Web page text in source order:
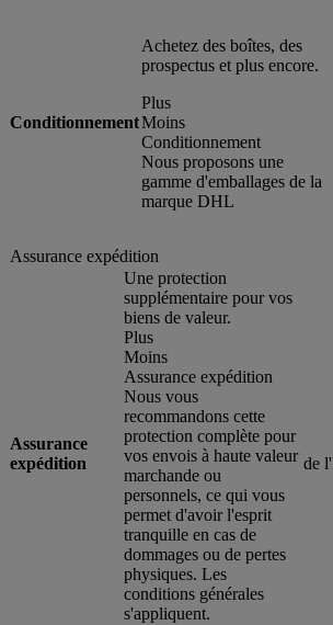
Conditionnement
Achetez des boîtes, des
prospectus et plus encore.
Plus
Moins
Conditionnement
Nous proposons une
gamme d'emballages de la
marque DHL
Assurance expédition
Assurance
expédition
Une protection
supplémentaire pour vos
biens de valeur.
Plus
Moins
Assurance expédition
Nous vous
recommandons cette
protection complète pour
vos envois à haute valeur
marchande ou
personnels, ce qui vous
permet d'avoir l'esprit
tranquille en cas de
dommages ou de pertes
physiques. Les
conditions générales
s'appliquent.
de